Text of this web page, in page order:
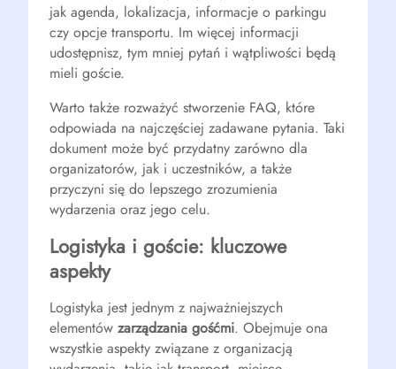
jak agenda, lokalizacja, informacje o parkingu
czy opcje transportu. Im więcej informacji
udostępnisz, tym mniej pytań i wątpliwości będą
mieli goście.
Warto także rozważyć stworzenie FAQ, które
odpowiada na najczęściej zadawane pytania. Taki
dokument może być przydatny zarówno dla
organizatorów, jak i uczestników, a także
przyczyni się do lepszego zrozumienia
wydarzenia oraz jego celu.
Logistyka i goście: kluczowe
aspekty
Logistyka jest jednym z najważniejszych
elementów zarządzania gośćmi. Obejmuje ona
wszystkie aspekty związane z organizacją